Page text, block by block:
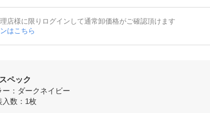
店様に限りログインして通常卸価格がご確認頂けます
はこちら
ペック
ー：ダークネイビー
入数：1枚